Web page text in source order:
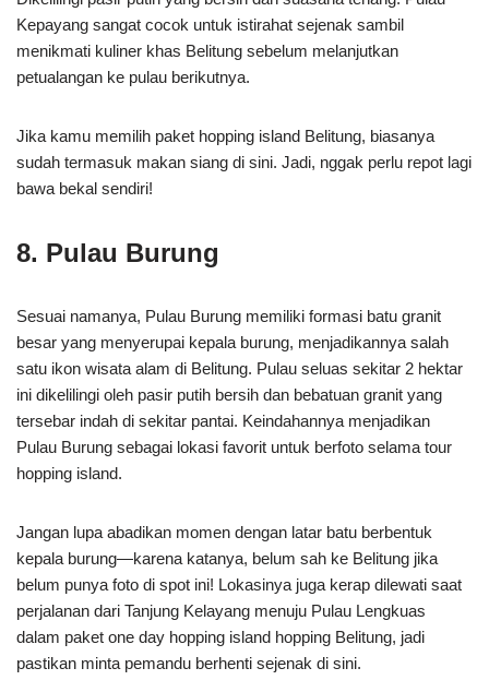
Kepayang sangat cocok untuk istirahat sejenak sambil
menikmati kuliner khas Belitung sebelum melanjutkan
petualangan ke pulau berikutnya.
Jika kamu memilih paket hopping island Belitung, biasanya
sudah termasuk makan siang di sini. Jadi, nggak perlu repot lagi
bawa bekal sendiri!
8. Pulau Burung
Sesuai namanya, Pulau Burung memiliki formasi batu granit
besar yang menyerupai kepala burung, menjadikannya salah
satu ikon wisata alam di Belitung. Pulau seluas sekitar 2 hektar
ini dikelilingi oleh pasir putih bersih dan bebatuan granit yang
tersebar indah di sekitar pantai. Keindahannya menjadikan
Pulau Burung sebagai lokasi favorit untuk berfoto selama tour
hopping island.
Jangan lupa abadikan momen dengan latar batu berbentuk
kepala burung—karena katanya, belum sah ke Belitung jika
belum punya foto di spot ini! Lokasinya juga kerap dilewati saat
perjalanan dari Tanjung Kelayang menuju Pulau Lengkuas
dalam paket one day hopping island hopping Belitung, jadi
pastikan minta pemandu berhenti sejenak di sini.